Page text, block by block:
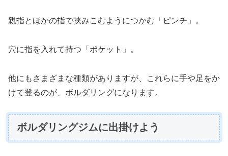
親指とほかの指で挟みこむようにつかむ「ピンチ」。
穴に指を入れて持つ「ポケット」。
他にもさまざまな種類がありますが、これらに手や足をか
けて登るのが、ボルダリングになります。
ボルダリングジムに出掛けよう